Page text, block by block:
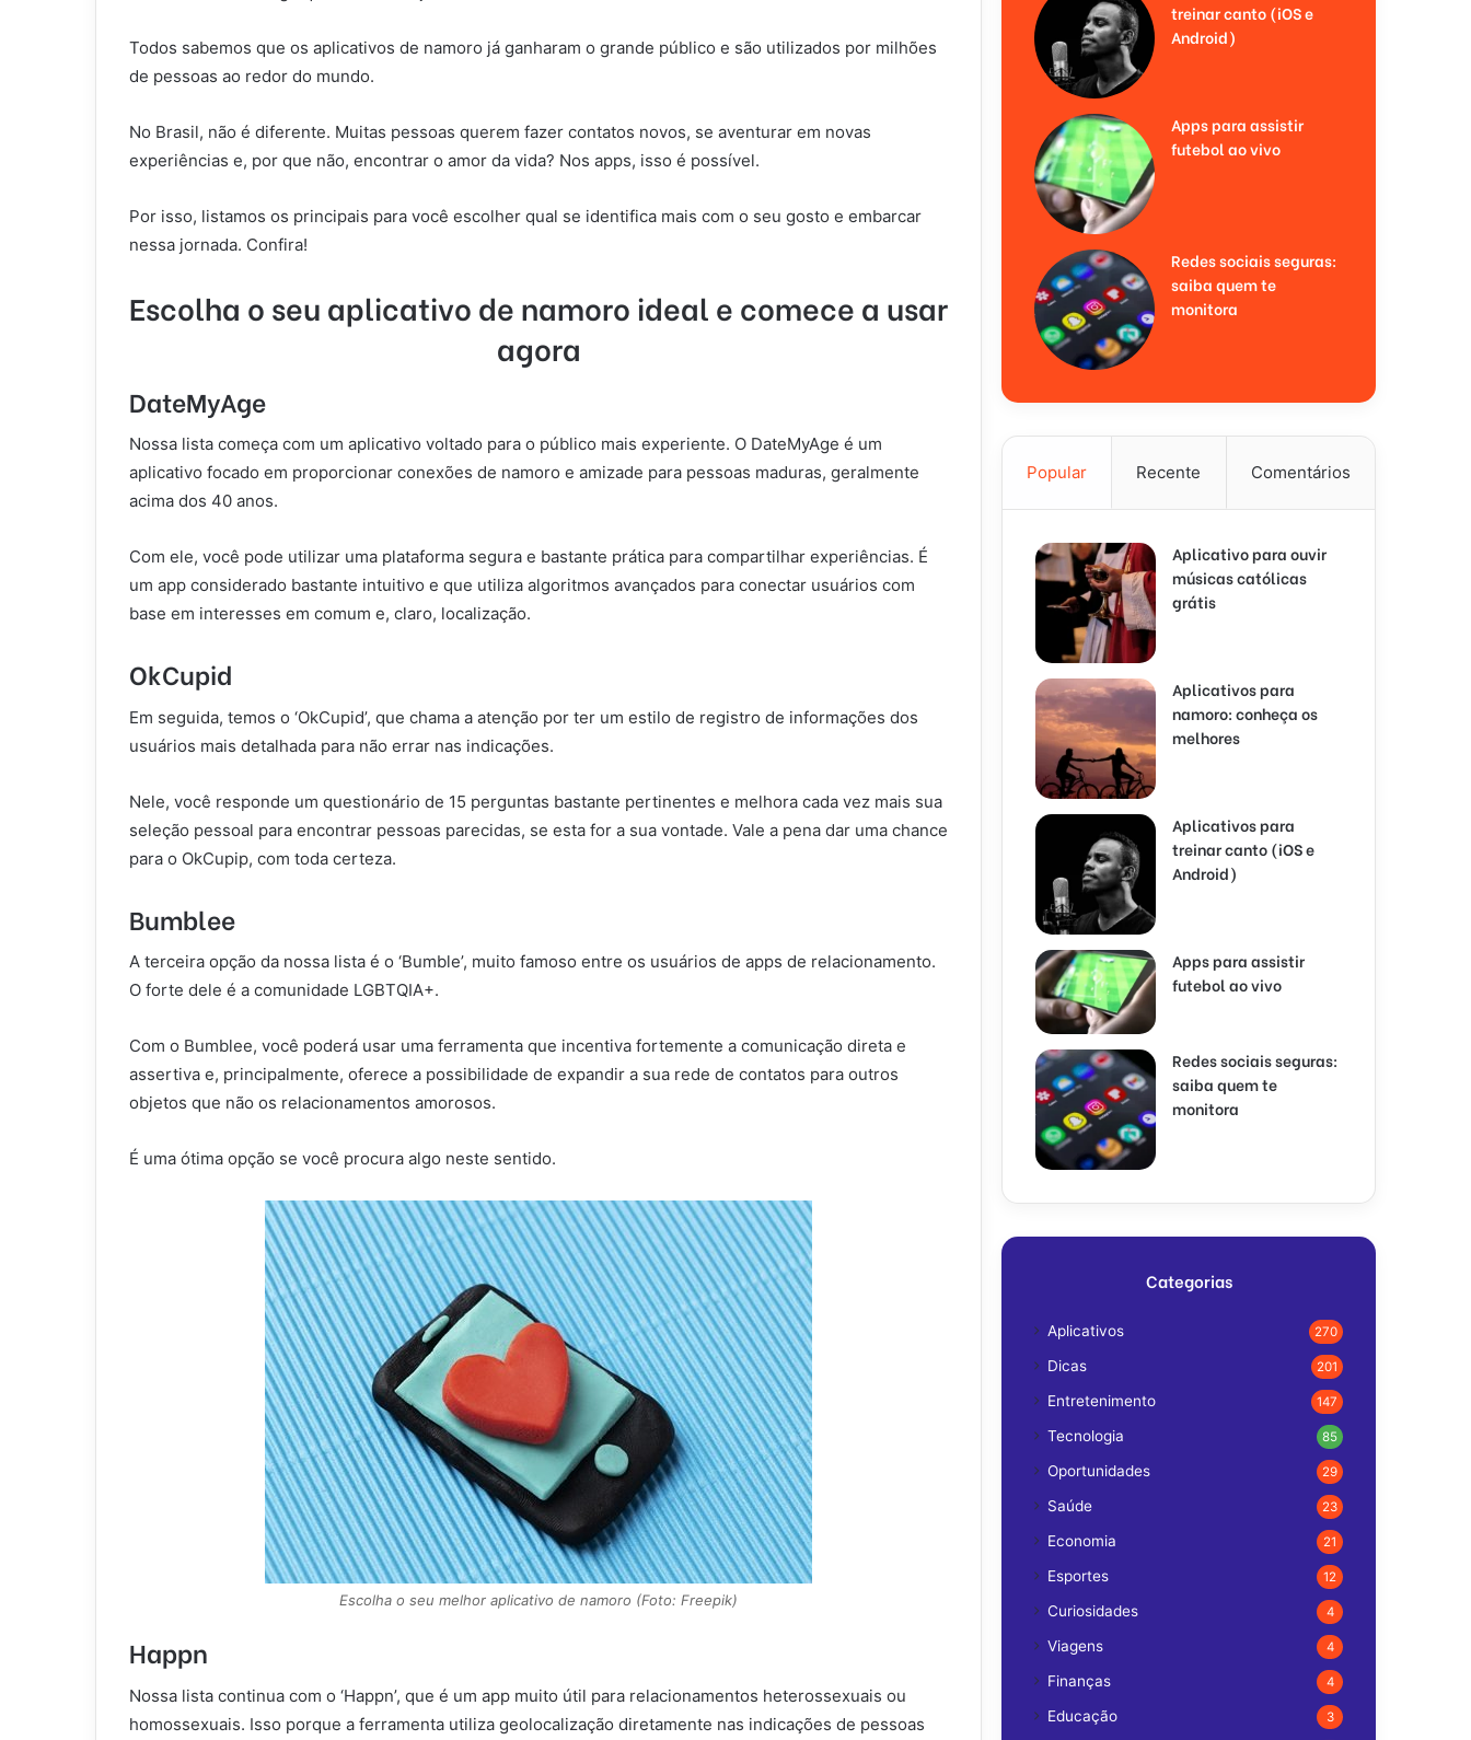
Todos sabemos que os aplicativos de namoro já ganharam o grande público e são utilizados por milhões
de pessoas ao redor do mundo.
No Brasil, não é diferente. Muitas pessoas querem fazer contatos novos, se aventurar em novas
experiências e, por que não, encontrar o amor da vida? Nos apps, isso é possível.
Por isso, listamos os principais para você escolher qual se identifica mais com o seu gosto e embarcar
nessa jornada. Confira!
Escolha o seu aplicativo de namoro ideal e comece a usar
agora
DateMyAge
Nossa lista começa com um aplicativo voltado para o público mais experiente. O DateMyAge é um
aplicativo focado em proporcionar conexões de namoro e amizade para pessoas maduras, geralmente
acima dos 40 anos.
Com ele, você pode utilizar uma plataforma segura e bastante prática para compartilhar experiências. É
um app considerado bastante intuitivo e que utiliza algoritmos avançados para conectar usuários com
base em interesses em comum e, claro, localização.
OkCupid
Em seguida, temos o ‘OkCupid’, que chama a atenção por ter um estilo de registro de informações dos
usuários mais detalhada para não errar nas indicações.
Nele, você responde um questionário de 15 perguntas bastante pertinentes e melhora cada vez mais sua
seleção pessoal para encontrar pessoas parecidas, se esta for a sua vontade. Vale a pena dar uma chance
para o OkCupip, com toda certeza.
Bumblee
A terceira opção da nossa lista é o ‘Bumble’, muito famoso entre os usuários de apps de relacionamento.
O forte dele é a comunidade LGBTQIA+.
Com o Bumblee, você poderá usar uma ferramenta que incentiva fortemente a comunicação direta e
assertiva e, principalmente, oferece a possibilidade de expandir a sua rede de contatos para outros
objetos que não os relacionamentos amorosos.
É uma ótima opção se você procura algo neste sentido.
Escolha o seu melhor aplicativo de namoro (Foto: Freepik)
Happn
Nossa lista continua com o ‘Happn’, que é um app muito útil para relacionamentos heterossexuais ou
homossexuais. Isso porque a ferramenta utiliza geolocalização diretamente nas indicações de pessoas
treinar canto (iOS e
Android)
Apps para assistir
futebol ao vivo
Redes sociais seguras:
saiba quem te
monitora
Popular Recente Comentários
Aplicativo para ouvir
músicas católicas
grátis
Aplicativos para
namoro: conheça os
melhores
Aplicativos para
treinar canto (iOS e
Android)
Apps para assistir
futebol ao vivo
Redes sociais seguras:
saiba quem te
monitora
Categorias
Aplicativos 270
Dicas 201
Entretenimento 147
Tecnologia 85
Oportunidades 29
Saúde 23
Economia 21
Esportes 12
Curiosidades 4
Viagens 4
Finanças 4
Educação 3